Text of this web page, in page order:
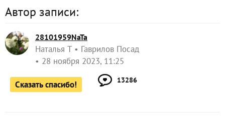
Автор записи:
28101959NaTa
Наталья Т
Гаврилов Посад
28 ноября 2023, 11:25
Сказать спасибо! 13286